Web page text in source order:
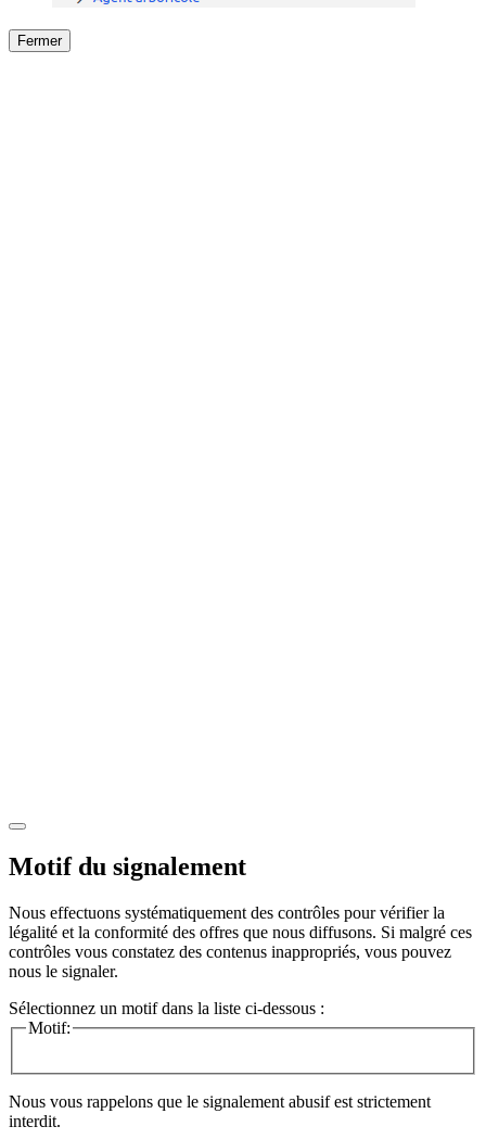
Fermer
Motif du signalement
Nous effectuons systématiquement des contrôles pour vérifier la
légalité et la conformité des offres que nous diffusons. Si malgré ces
contrôles vous constatez des contenus inappropriés, vous pouvez
nous le signaler.
Sélectionnez un motif dans la liste ci-dessous :
Motif:
Nous vous rappelons que le signalement abusif est strictement
interdit.